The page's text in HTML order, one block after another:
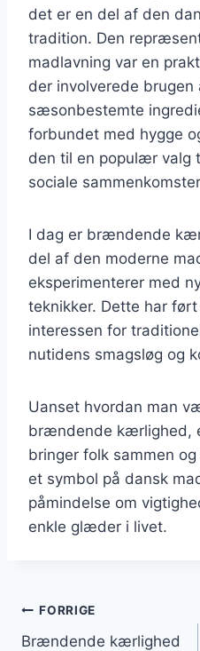
det er en del af den
tradition. Den
madlavning var en
der involverede brugen
sæsonbestemte
forbundet med hygge
den til en populær valg
sociale
I dag er brændende
del af den moderne
eksperimenterer med
teknikker. Dette har
interessen for
nutidens smagsløg og
Uanset hvordan man
brændende kærlighed,
bringer folk sammen
et symbol på dansk
påmindelse om
enkle glæder i livet.
FORRIGE
Brændende kærlighed